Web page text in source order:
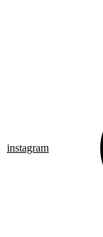
instagram